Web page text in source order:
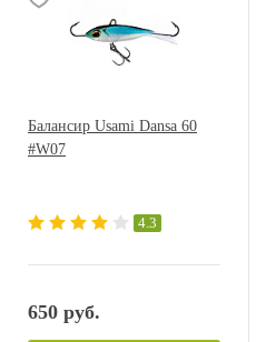
Балансир Usami Dansa 60
#W07
4.3
650 руб.